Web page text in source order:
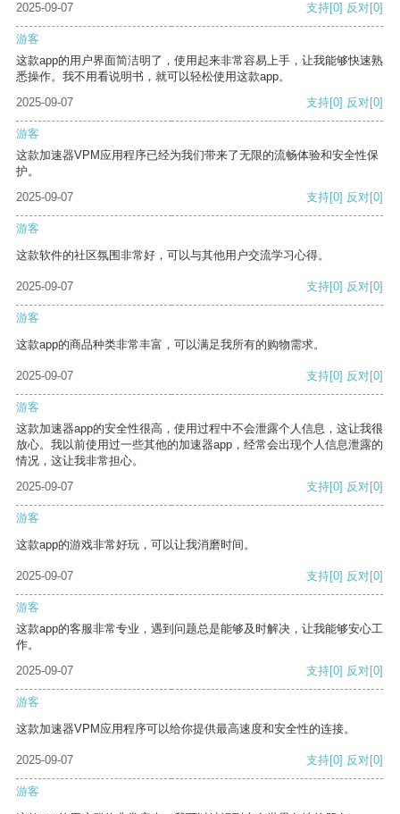
2025-09-07 支持[0] 反对[0]
游客
这款app的用户界面简洁明了，使用起来非常容易上手，让我能够快速熟
悉操作。我不用看说明书，就可以轻松使用这款app。
2025-09-07
支持[0] 反对[0]
游客
这款加速器VPM应用程序已经为我们带来了无限的流畅体验和安全性保
护。
2025-09-07
支持[0] 反对[0]
游客
这款软件的社区氛围非常好，可以与其他用户交流学习心得。
2025-09-07 支持[0] 反对[0]
游客
这款app的商品种类非常丰富，可以满足我所有的购物需求。
2025-09-07 支持[0] 反对[0]
游客
这款加速器app的安全性很高，使用过程中不会泄露个人信息，这让我很
放心。我以前使用过一些其他的加速器app，经常会出现个人信息泄露的
情况，这让我非常担心。
2025-09-07
支持[0] 反对[0]
游客
这款app的游戏非常好玩，可以让我消磨时间。
2025-09-07 支持[0] 反对[0]
游客
这款app的客服非常专业，遇到问题总是能够及时解决，让我能够安心工
作。
2025-09-07
支持[0] 反对[0]
游客
这款加速器VPM应用程序可以给你提供最高速度和安全性的连接。
2025-09-07 支持[0] 反对[0]
游客